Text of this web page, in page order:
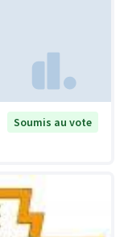
Soumis au vote